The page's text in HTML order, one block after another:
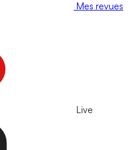
Mes revues
Live